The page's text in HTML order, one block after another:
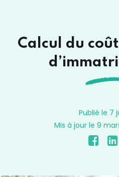
Calcul du
Publié le 7
Mis à jour le 9